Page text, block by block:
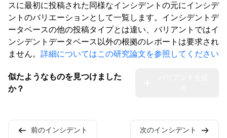
スに最初に投稿された同様なインシデントの元にインシデ
ントのバリエーションとして一覧します。インシデントデ
ータベースの他の投稿タイプとは違い、バリアントではイ
ンシデントデータベース以外の根拠のレポートは要求され
ません。 詳細についてはこの研究論文を参照してください
似たようなものを見つけました
か？
前のインシデント 次のインシデント